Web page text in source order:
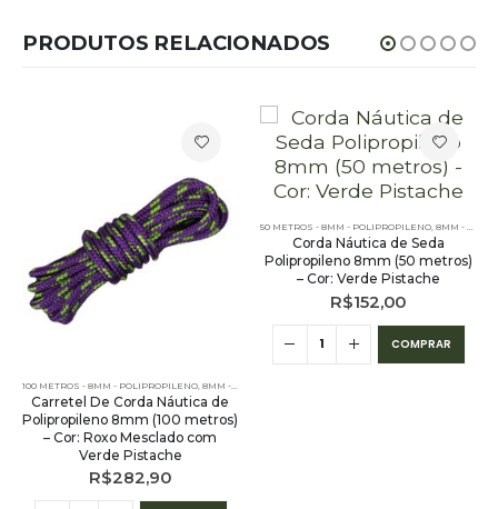
PRODUTOS RELACIONADOS
8MM - POLIPROPILENO - 50 METROS
PE - 8MM - POLIPROPILENO - POR METRO,POR METRO - 8MM - POLIPROPILENO
CORDA NÁUTICA REDONDA,CORES LISAS - 50 METROS - 8MM - POLIPROPILENO, PE -
100 METROS - 8MM - POLIPROPILENO 8MM - POLIPROPILENO
Carretel De Corda Náutica de
Polipropileno 8mm (100 metros)
– Cor: Roxo Mesclado com
Verde Pistache
R$282,90
50 METROS - 8MM - POLIPROPILENO, 8MM - POLIPROPILENO
Corda Náutica de Seda
Polipropileno 8mm (50 metros)
– Cor: Verde Pistache
R$152,00
COMPRAR